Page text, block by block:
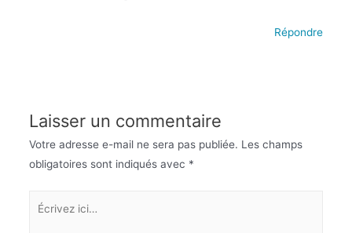
Répondre
Laisser un commentaire
Votre adresse e-mail ne sera pas publiée. Les champs
obligatoires sont indiqués avec *